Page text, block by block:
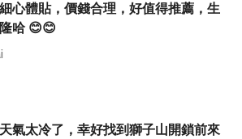
心體貼，價錢合理，好值得推薦，生
哈 😊😊
氣太冷了，幸好找到獅子山開鎖前來